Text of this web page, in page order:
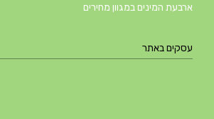
ארבעת המינים במגוון מחירים
עסקים באתר